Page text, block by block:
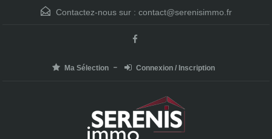
Contactez-nous sur : contact@serenisimmo.fr
Ma Sélection Connexion / Inscription